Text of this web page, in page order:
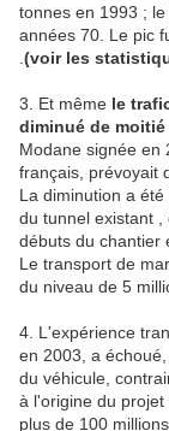
tonnes en 1993 ;
années 70. Le pic
(voir les
3. Et même le
diminué de moitié
Modane signée en
français, prévoyait
La diminution a
du tunnel existant
débuts du chantier
Le transport de
du niveau de 5
4. L'expérience
en 2003, a
du véhicule,
à l'origine du
plus de 100